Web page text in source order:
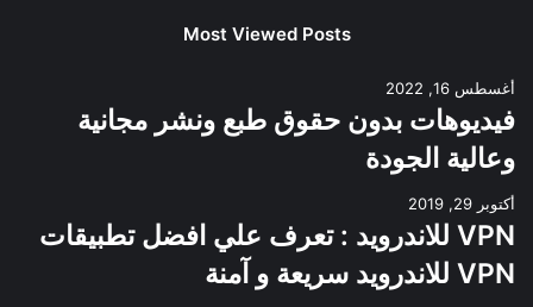
Most Viewed Posts
أغسطس 16, 2022
فيديوهات بدون حقوق طبع ونشر مجانية
وعالية الجودة
أكتوبر 29, 2019
VPN للاندرويد : تعرف علي افضل تطبيقات
VPN للاندرويد سريعة و آمنة